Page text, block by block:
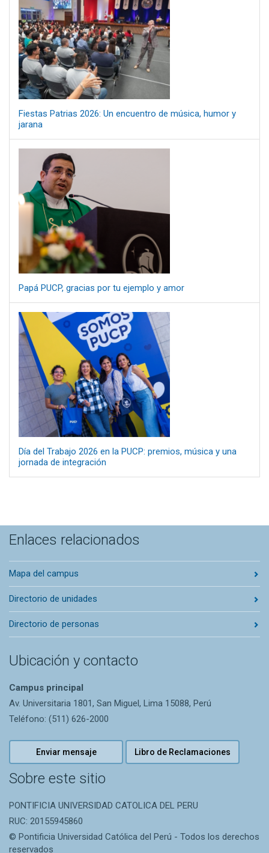
Fiestas Patrias 2026: Un encuentro de música, humor y
jarana
Papá PUCP, gracias por tu ejemplo y amor
Día del Trabajo 2026 en la PUCP: premios, música y una
jornada de integración
Enlaces relacionados
Mapa del campus
Directorio de unidades
Directorio de personas
Ubicación y contacto
Campus principal
Av. Universitaria 1801, San Miguel, Lima 15088, Perú
Teléfono: (511) 626-2000
Enviar mensaje Libro de Reclamaciones
Sobre este sitio
PONTIFICIA UNIVERSIDAD CATOLICA DEL PERU
RUC: 20155945860
© Pontificia Universidad Católica del Perú - Todos los derechos
reservados